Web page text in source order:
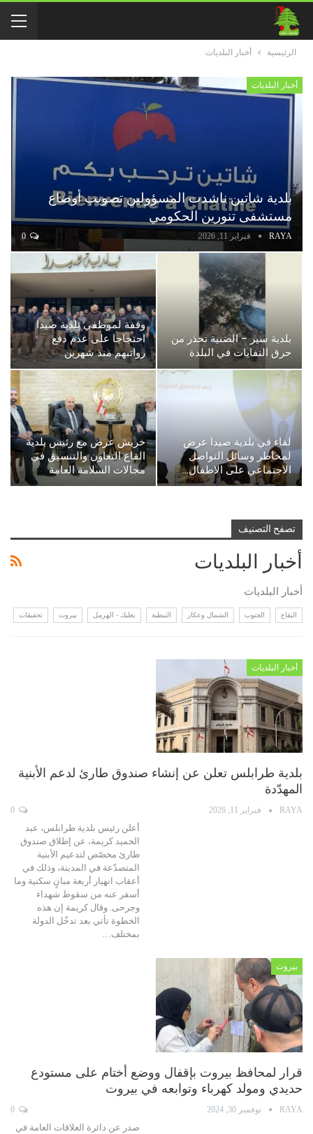
الرئيسية أخبار البلديات
أخبار البلديات
بلدية شاتين ناشدت المسؤولين تصويب أوضاع
مستشفى تنورين الحكومي
RAYA فبراير 11, 2026 0
بلدية سير – الضنية تحذر من
حرق النفايات في البلدة
وقفة لموظفي بلدية صيدا
احتجاجا على عدم دفع
رواتبهم منذ شهرين
لقاء في بلدية صيدا عرض
لمخاطر وسائل التواصل
الاجتماعي على الاطفال…
خريش عرض مع رئيس بلدية
القاع التعاون والتنسيق في
مجالات السلامة العامة
تصفح التصنيف
أخبار البلديات
أخبار البلديات
البقاع الجنوب الشمال وعكار النبطية بعلبك - الهرمل بيروت تحقيقات
أخبار البلديات
بلدية طرابلس تعلن عن إنشاء صندوق طارئ لدعم الأبنية
المهدّدة
RAYA فبراير 11, 2026
أعلن رئيس بلدية طرابلس، عبد
الحميد كريمة، عن إطلاق صندوق
طارئ مخصّص لتدعيم الأبنية
المتصدّعة في المدينة، وذلك في
أعقاب انهيار أربعة مبانٍ سكنية وما
أسفر عنه من سقوط شهداء
وجرحى. وقال كريمة إن هذه
الخطوة تأتي بعد تدخّل الدولة
بمختلف…
بيروت
قرار لمحافظ بيروت بإقفال ووضع أختام على مستودع
حديدي ومولد كهرباء وتوابعه في بيروت
RAYA نوفمبر 30, 2024
صدر عن دائرة العلاقات العامة في